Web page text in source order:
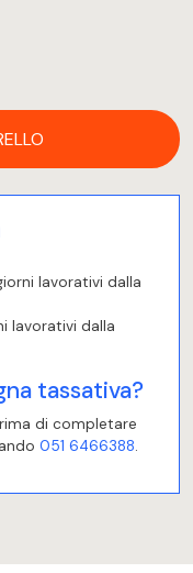
lavorativi dalla
lavorativi dalla
tassativa?
di completare
051 6466388.